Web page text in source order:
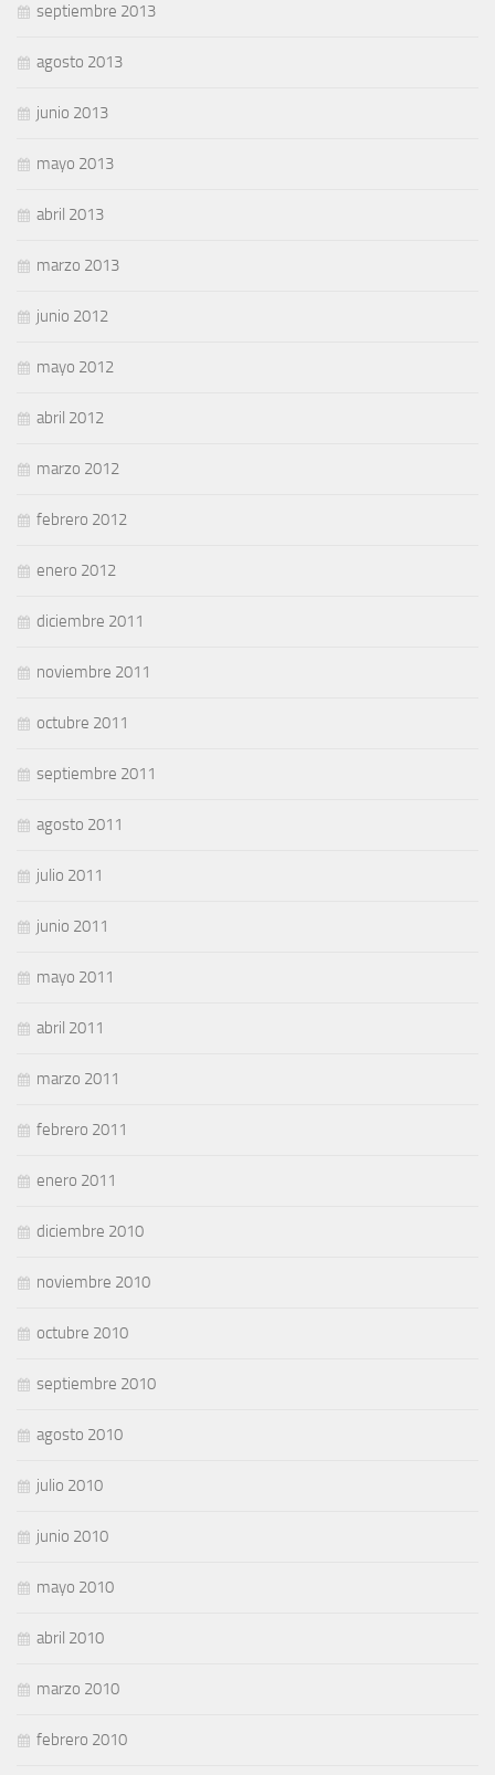
septiembre 2013
agosto 2013
junio 2013
mayo 2013
abril 2013
marzo 2013
junio 2012
mayo 2012
abril 2012
marzo 2012
febrero 2012
enero 2012
diciembre 2011
noviembre 2011
octubre 2011
septiembre 2011
agosto 2011
julio 2011
junio 2011
mayo 2011
abril 2011
marzo 2011
febrero 2011
enero 2011
diciembre 2010
noviembre 2010
octubre 2010
septiembre 2010
agosto 2010
julio 2010
junio 2010
mayo 2010
abril 2010
marzo 2010
febrero 2010